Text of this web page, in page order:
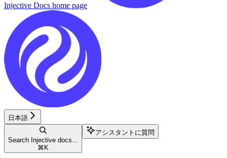
Injective Docs home page
日本語
Search Injective docs...
⌘ K
アシスタントに質問